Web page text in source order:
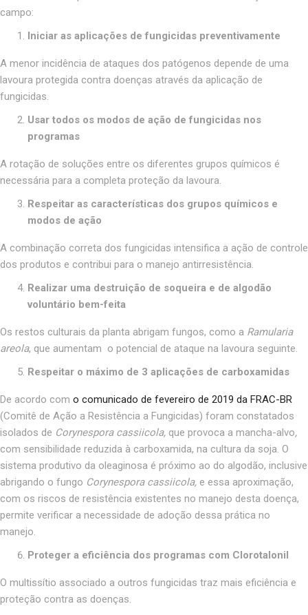
campo:
Iniciar as aplicações de fungicidas preventivamente
A menor incidência de ataques dos patógenos depende de uma
lavoura protegida contra doenças através da aplicação de
fungicidas.
Usar todos os modos de ação de fungicidas nos
programas
A rotação de soluções entre os diferentes grupos químicos é
necessária para a completa proteção da lavoura.
Respeitar as características dos grupos químicos e
modos de ação
A combinação correta dos fungicidas intensifica a ação de controle
dos produtos e contribui para o manejo antirresistência.
Realizar uma destruição de soqueira e de algodão
voluntário bem-feita
Os restos culturais da planta abrigam fungos, como a Ramularia
areola, que aumentam o potencial de ataque na lavoura seguinte.
Respeitar o máximo de 3 aplicações de carboxamidas
De acordo com o comunicado de fevereiro de 2019 da FRAC-BR
(Comitê de Ação a Resistência a Fungicidas) foram constatados
isolados de Corynespora cassiicola, que provoca a mancha-alvo,
com sensibilidade reduzida à carboxamida, na cultura da soja. O
sistema produtivo da oleaginosa é próximo ao do algodão, inclusive
abrigando o fungo Corynespora cassiicola, e essa aproximação,
com os riscos de resistência existentes no manejo desta doença,
permite verificar a necessidade de adoção dessa prática no
manejo.
Proteger a eficiência dos programas com Clorotalonil
O multissítio associado a outros fungicidas traz mais eficiência e
proteção contra as doenças.